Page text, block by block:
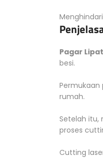
Pagar
besi.
rumah.
Setelah itu,
proses
Cutting